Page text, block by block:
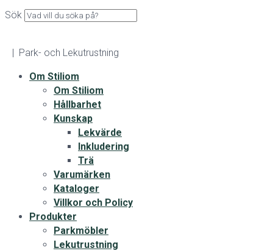
Sök
| Park- och Lekutrustning
Om Stiliom
Om Stiliom
Hållbarhet
Kunskap
Lekvärde
Inkludering
Trä
Varumärken
Kataloger
Villkor och Policy
Produkter
Parkmöbler
Lekutrustning